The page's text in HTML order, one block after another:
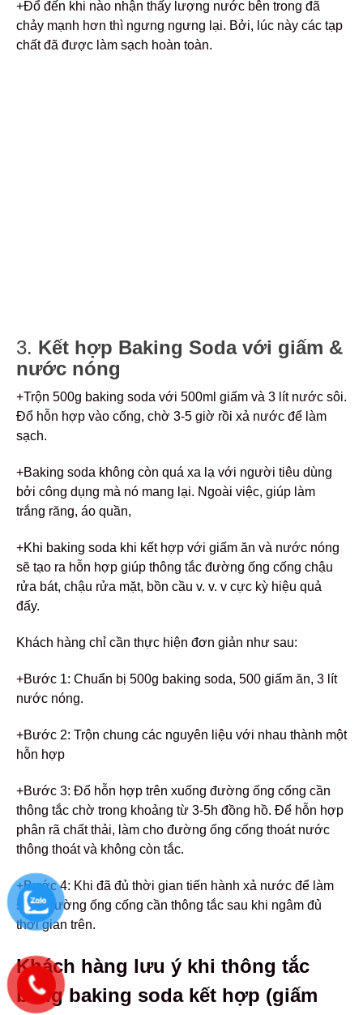
+Đổ đến khi nào nhận thấy lượng nước bên trong đã
chảy mạnh hơn thì ngưng ngưng lại. Bởi, lúc này các tạp
chất đã được làm sạch hoàn toàn.
3. Kết hợp Baking Soda với giấm &
nước nóng
+Trộn 500g baking soda với 500ml giấm và 3 lít nước sôi.
Đổ hỗn hợp vào cống, chờ 3-5 giờ rồi xả nước để làm
sạch.
+Baking soda không còn quá xa lạ với người tiêu dùng
bởi công dụng mà nó mang lại. Ngoài việc, giúp làm
trắng răng, áo quần,
+Khi baking soda khi kết hợp với giấm ăn và nước nóng
sẽ tạo ra hỗn hợp giúp thông tắc đường ống cống chậu
rửa bát, chậu rửa mặt, bồn cầu v. v. v cực kỳ hiệu quả
đấy.
Khách hàng chỉ cần thực hiện đơn giản như sau:
+Bước 1: Chuẩn bị 500g baking soda, 500 giấm ăn, 3 lít
nước nóng.
+Bước 2: Trộn chung các nguyên liệu với nhau thành một
hỗn hợp
+Bước 3: Đổ hỗn hợp trên xuống đường ống cống cần
thông tắc chờ trong khoảng từ 3-5h đồng hồ. Để hỗn hợp
phân rã chất thải, làm cho đường ống cống thoát nước
thông thoát và không còn tắc.
+Bước 4: Khi đã đủ thời gian tiến hành xả nước để làm
sạch đường ống cống cần thông tắc sau khi ngâm đủ
thời gian trên.
Khách hàng lưu ý khi thông tắc
bằng baking soda kết hợp (giấm